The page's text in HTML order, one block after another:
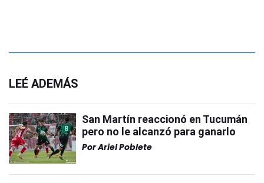
LEÉ ADEMÁS
San Martín reaccionó en Tucumán
pero no le alcanzó para ganarlo
PorAriel Poblete